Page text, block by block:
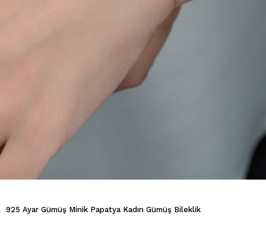
925 Ayar Gümüş Minik Papatya Kadın Gümüş Bileklik